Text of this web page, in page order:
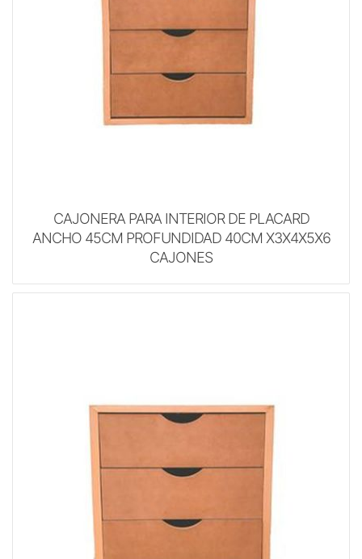
CAJONERA PARA INTERIOR DE PLACARD
ANCHO 45CM PROFUNDIDAD 40CM X3X4X5X6
CAJONES